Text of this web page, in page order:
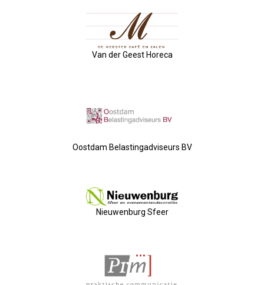
Nieuw Bestuur
ALV 2021
2026-07-10 OVZ Ledendag
18-09-2026 Bedrijfsbezoek
20-11-2026 Dag Van De Ondernemer
15-04-2026 ALV!
Van der Geest Horeca
Oostdam Belastingadviseurs BV
Nieuwenburg Sfeer